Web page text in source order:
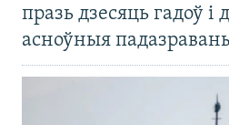
празь дзесяць гадоў і
асноўныя